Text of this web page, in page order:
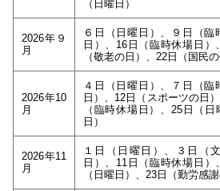
（日曜日）
2026年９
月
６日（日曜日）、９日（
日）、16日（臨時休場日）
（敬老の日）、22日（国民
2026年10
月
４日（日曜日）、７日（
日）、12日（スポーツの日
（臨時休場日）、25日（
日）
2026年11
月
１日（日曜日）、３日（
日）、11日（臨時休場日）
（日曜日）、23日（勤労感